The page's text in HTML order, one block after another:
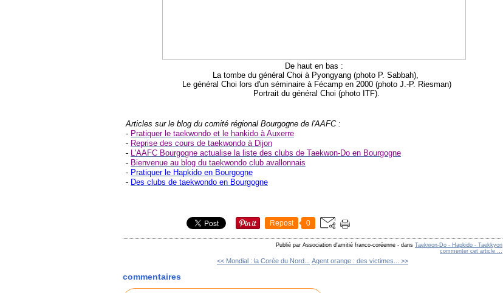
De haut en bas :
La tombe du général Choi à Pyongyang (photo P. Sabbah),
Le général Choi lors d'un séminaire à Fécamp en 2000 (photo J.-P. Riesman)
Portrait du général Choi (photo ITF).
Articles sur le blog du comité régional Bourgogne de l'AAFC :
- Pratiquer le taekwondo et le hankido à Auxerre
- Reprise des cours de taekwondo à Dijon
- L'AAFC Bourgogne actualise la liste des clubs de Taekwon-Do en Bourgogne
- Bienvenue au blog du taekwondo club avallonnais
- Pratiquer le Hapkido en Bourgogne
- Des clubs de taekwondo en Bourgogne
Repost 0
Publié par Association d'amitié franco-coréenne - dans Taekwon-Do - Hapkido - Taekkyon
commenter cet article …
<< Mondial : la Corée du Nord... Agent orange : des victimes... >>
commentaires